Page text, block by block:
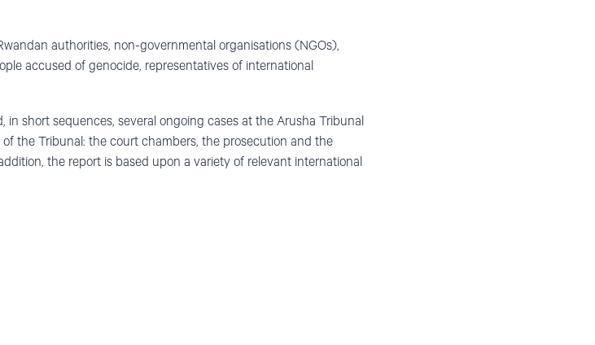
authorities, non-governmental organisations (NGOs),
accused of genocide, representatives of international
short sequences, several ongoing cases at the Arusha Tribunal
the Tribunal: the court chambers, the prosecution and the
the report is based upon a variety of relevant international